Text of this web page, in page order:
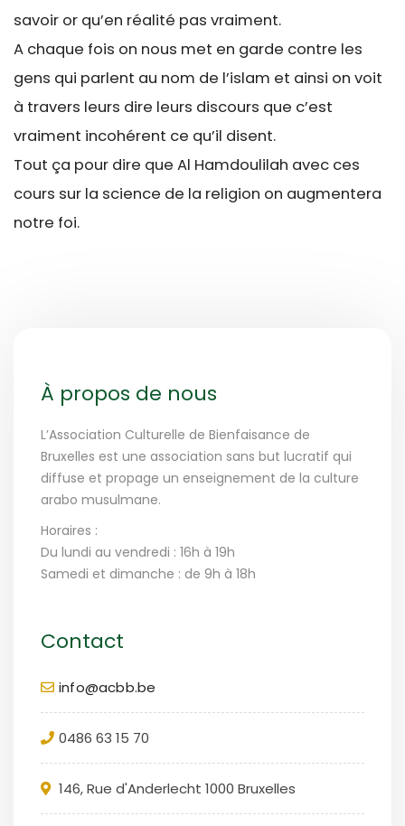
savoir or qu’en réalité pas vraiment.
A chaque fois on nous met en garde contre les
gens qui parlent au nom de l’islam et ainsi on voit
à travers leurs dire leurs discours que c’est
vraiment incohérent ce qu’il disent.
Tout ça pour dire que Al Hamdoulilah avec ces
cours sur la science de la religion on augmentera
notre foi.
À propos de nous
L’Association Culturelle de Bienfaisance de
Bruxelles est une association sans but lucratif qui
diffuse et propage un enseignement de la culture
arabo musulmane.
Horaires :
Du lundi au vendredi : 16h à 19h
Samedi et dimanche : de 9h à 18h
Contact
info@acbb.be
0486 63 15 70
146, Rue d'Anderlecht 1000 Bruxelles